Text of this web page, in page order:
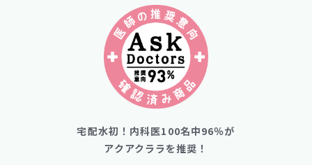
宅配水初！内科医100名中96％が
アクアクララを推奨！